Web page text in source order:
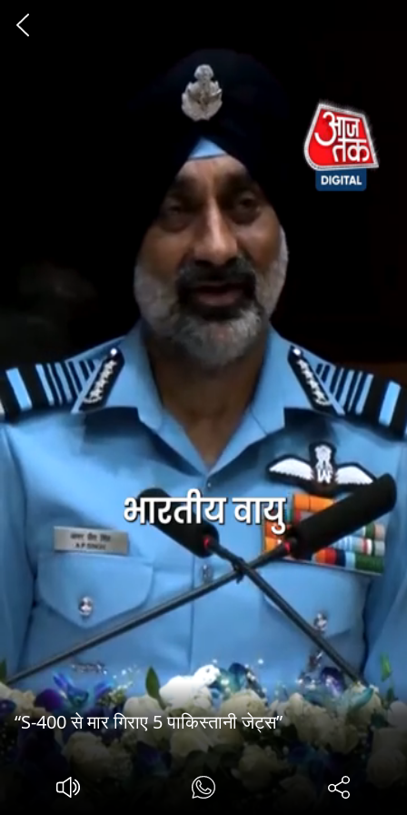
“S-400 से मार गिराए 5 पाकिस्तानी जेट्स”